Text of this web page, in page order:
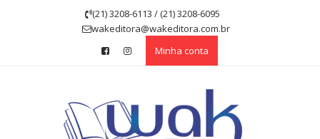
(21) 3208-6113 / (21) 3208-6095
wakeditora@wakeditora.com.br
Minha conta